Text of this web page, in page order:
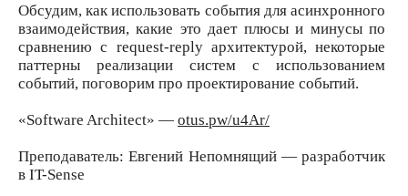
Обсудим, как использовать события для асинхронного
взаимодействия, какие это дает плюсы и минусы по
сравнению с request-reply архитектурой, некоторые
паттерны реализации систем с использованием
событий, поговорим про проектирование событий.
«Software Architect» — otus.pw/u4Ar/
Преподаватель: Евгений Непомнящий — разработчик
в IT-Sense